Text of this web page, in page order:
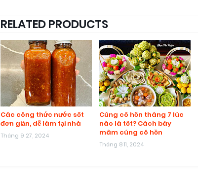
RELATED PRODUCTS
Các công thức nước sốt
đơn giản, dễ làm tại nhà
Tháng 9 27, 2024
Cúng cô hồn tháng 7 lúc
nào là tốt? Cách bày
mâm cúng cô hồn
Tháng 8 11, 2024